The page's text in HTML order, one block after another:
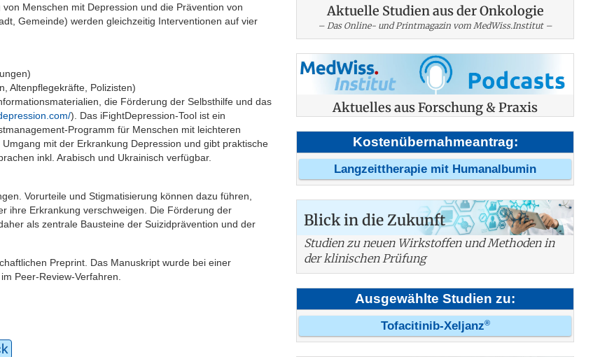
Menschen mit Depression und die Prävention von
Gemeinde) werden gleichzeitig Interventionen auf vier
Altenpflegekräfte, Polizisten)
die Förderung der Selbsthilfe und das
). Das iFightDepression-Tool ist ein
Programm für Menschen mit leichteren
mit der Erkrankung Depression und gibt praktische
inkl. Arabisch und Ukrainisch verfügbar.
Vorurteile und Stigmatisierung können dazu führen,
ihre Erkrankung verschweigen. Die Förderung der
als zentrale Bausteine der Suizidprävention und der
Preprint. Das Manuskript wurde bei einer
Peer-Review-Verfahren.
Aktuelle Studien aus der Onkologie
– Das Online- und Printmagazin vom MedWiss.Institut –
Aktuelles aus Forschung & Praxis
Kostenübernahmeantrag:
Langzeittherapie mit Humanalbumin
Blick in die Zukunft
Studien zu neuen Wirkstoffen und Methoden in
der klinischen Prüfung
Ausgewählte Studien zu:
Tofacitinib-Xeljanz®